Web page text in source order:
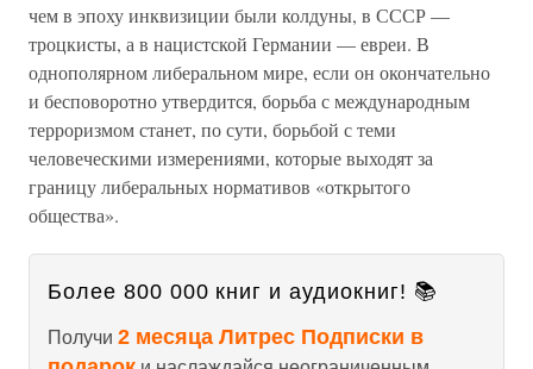
чем в эпоху инквизиции были колдуны, в СССР —
троцкисты, а в нацистской Германии — евреи. В
однополярном либеральном мире, если он окончательно
и бесповоротно утвердится, борьба с международным
терроризмом станет, по сути, борьбой с теми
человеческими измерениями, которые выходят за
границу либеральных нормативов «открытого
общества».
Более 800 000 книг и аудиокниг! 📚
Получи 2 месяца Литрес Подписки в